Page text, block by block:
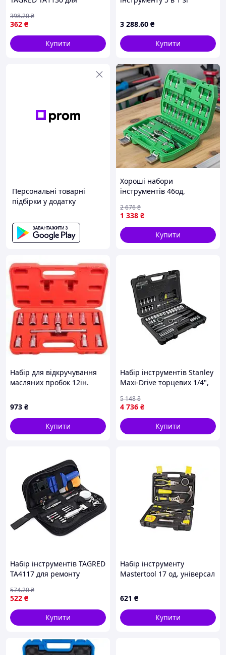
інструмент для монтажу
ремонту
362 ₴
398.20₴
Купити
Акумуляторний набір
інструментів COMBO SET з
кейсом
3 288.60 ₴
Купити
Персональні товарні
підбірки у додатку
Хороші набори
інструментів 46од,
ремонту авто, Набір
ключів і головок для
автомобіля, ZLT
1 338 ₴
2 676₴
Купити
Набір для відкручування
масляних пробок 12ін.
973 ₴
Купити
Набір інструментів Stanley
Maxi-Drive торцевих 1/4",
(STHT0-73930) —
Доступний
4 736 ₴
5 148₴
Купити
Набір інструментів TAGRED
TA4117 для ремонту
викрутки пінцет монтаж
демонтаж
522 ₴
574.20₴
Купити
Набір інструменту
Mastertool 17 од. універсал
621 ₴
Купити